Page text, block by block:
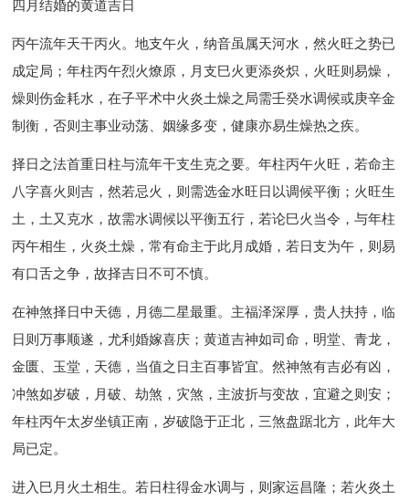
四月结婚的黄道吉日
丙午流年天干丙火。地支午火，纳音虽属天河水，然火旺之势已
成定局；年柱丙午烈火燎原，月支巳火更添炎炽，火旺则易燥，
燥则伤金耗水，在子平术中火炎土燥之局需壬癸水调候或庚辛金
制衡，否则主事业动荡、姻缘多变，健康亦易生燥热之疾。
择日之法首重日柱与流年干支生克之要。年柱丙午火旺，若命主
八字喜火则吉，然若忌火，则需选金水旺日以调候平衡；火旺生
土，土又克水，故需水调候以平衡五行，若论巳火当令，与年柱
丙午相生，火炎土燥，常有命主于此月成婚，若日支为午，则易
有口舌之争，故择吉日不可不慎。
在神煞择日中天德，月德二星最重。主福泽深厚，贵人扶持，临
日则万事顺遂，尤利婚嫁喜庆；黄道吉神如司命，明堂、青龙，
金匮、玉堂，天德，当值之日主百事皆宜。然神煞有吉必有凶，
冲煞如岁破，月破、劫煞，灾煞，主波折与变故，宜避之则安；
年柱丙午太岁坐镇正南，岁破隐于正北，三煞盘踞北方，此年大
局已定。
进入巳月火土相生。若日柱得金水调与，则家运昌隆；若火炎土